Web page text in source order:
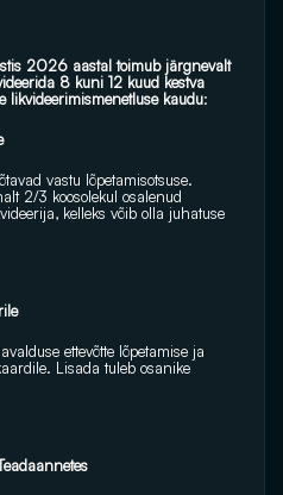
2026 aastal toimub järgnevalt
8 kuni 12 kuud kestva
likvideerimismenetluse kaudu:
vastu lõpetamisotsuse.
2/3 koosolekul osalenud
kelleks võib olla juhatuse
ettevõtte lõpetamise ja
Lisada tuleb osanike